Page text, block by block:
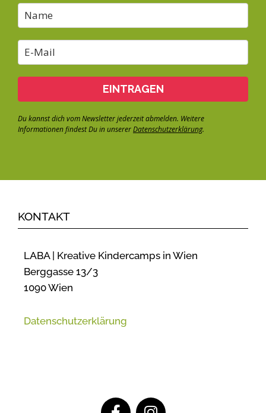
EINTRAGEN
Du kannst dich vom Newsletter jederzeit abmelden. Weitere
Informationen findest Du in unsererDatenschutzerklärung.
KONTAKT
LABA | Kreative Kindercamps in Wien
Berggasse 13/3
1090 Wien
Datenschutzerklärung
F
I